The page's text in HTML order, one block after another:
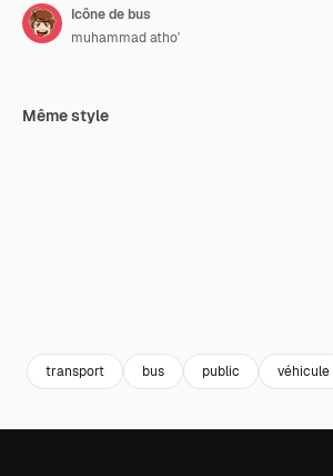
Icône de bus
muhammad atho'
Même style
transport bus public véhicule